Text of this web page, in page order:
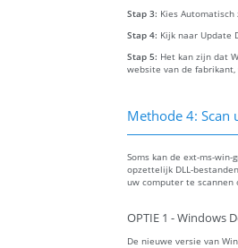
Stap 3: Kies
Stap 4: Kijk naar Update
Stap 5: Het kan zijn dat
website van de
Methode 4:
Soms kan de ext-ms-
opzettelijk DLL-
uw computer te scannen
OPTIE 1 - Windows
De nieuwe versie van